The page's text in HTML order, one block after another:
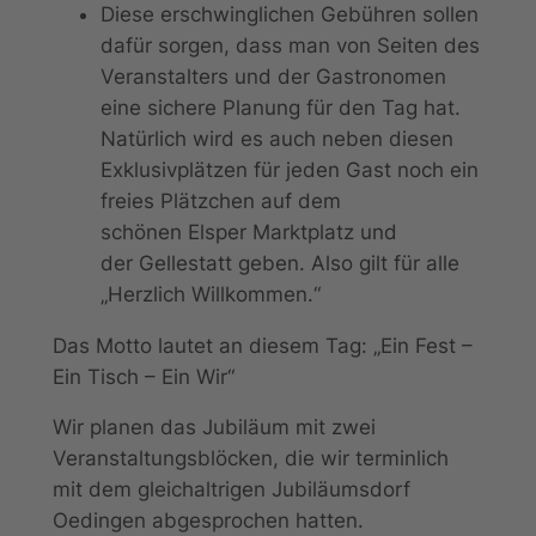
Diese erschwinglichen Gebühren sollen
dafür sorgen, dass man von Seiten des
Veranstalters und der Gastronomen
eine sichere Planung für den Tag hat.
Natürlich wird es auch neben diesen
Exklusivplätzen für jeden Gast noch ein
freies Plätzchen auf dem
schönen Elsper Marktplatz und
der Gellestatt geben. Also gilt für alle
„Herzlich Willkommen.“
Das Motto lautet an diesem Tag: „Ein Fest –
Ein Tisch – Ein Wir“
Wir planen das Jubiläum mit zwei
Veranstaltungsblöcken, die wir terminlich
mit dem gleichaltrigen Jubiläumsdorf
Oedingen abgesprochen hatten.